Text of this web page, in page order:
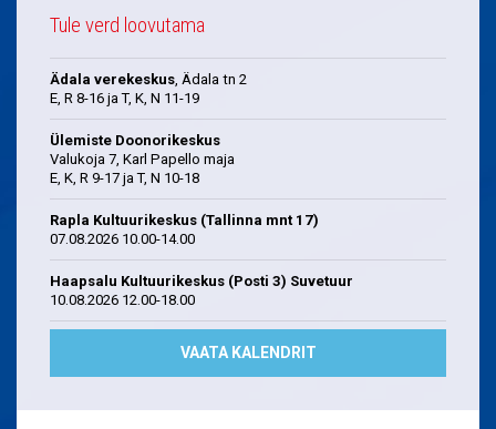
Tule verd loovutama
Ädala verekeskus, Ädala tn 2
E, R 8-16 ja T, K, N 11-19
Ülemiste Doonorikeskus
Valukoja 7, Karl Papello maja
E, K, R 9-17 ja T, N 10-18
Rapla Kultuurikeskus (Tallinna mnt 17)
07.08.2026 10.00-14.00
Haapsalu Kultuurikeskus (Posti 3) Suvetuur
10.08.2026 12.00-18.00
VAATA KALENDRIT